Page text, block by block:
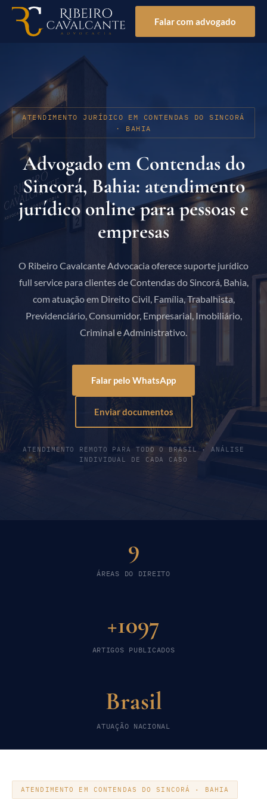
Falar com advogado
ATENDIMENTO JURÍDICO EM CONTENDAS DO SINCORÁ
· BAHIA
Advogado em Contendas do
Sincorá, Bahia: atendimento
jurídico online para pessoas e
empresas
O Ribeiro Cavalcante Advocacia oferece suporte jurídico
full service para clientes de Contendas do Sincorá, Bahia,
com atuação em Direito Civil, Família, Trabalhista,
Previdenciário, Consumidor, Empresarial, Imobiliário,
Criminal e Administrativo.
Falar pelo WhatsApp
Enviar documentos
ATENDIMENTO REMOTO PARA TODO O BRASIL · ANÁLISE
INDIVIDUAL DE CADA CASO
9
ÁREAS DO DIREITO
+1097
ARTIGOS PUBLICADOS
Brasil
ATUAÇÃO NACIONAL
ATENDIMENTO EM CONTENDAS DO SINCORÁ · BAHIA